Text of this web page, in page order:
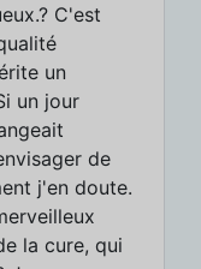
C'est
un
un jour
de
j'en doute.
la cure, qui